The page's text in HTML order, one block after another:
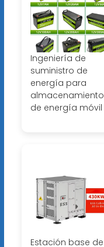
Ingeniería de
suministro de
energía para
almacenamiento
de energía móvil
Estación base de